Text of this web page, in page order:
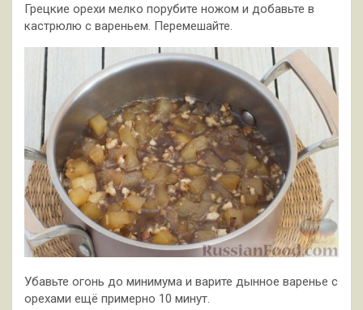
Грецкие орехи мелко порубите ножом и добавьте в
кастрюлю с вареньем. Перемешайте.
Убавьте огонь до минимума и варите дынное варенье с
орехами ещё примерно 10 минут.